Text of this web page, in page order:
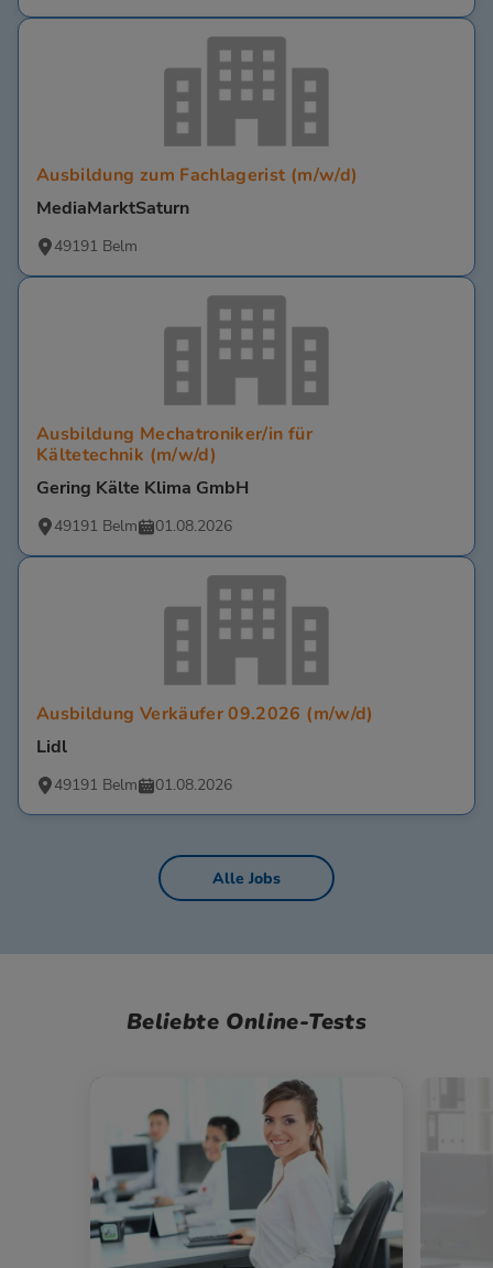
Ausbildung zum Fachlagerist (m/w/d)
MediaMarktSaturn
49191 Belm
Ausbildung Mechatroniker/in für
Kältetechnik (m/w/d)
Gering Kälte Klima GmbH
49191 Belm 01.08.2026
Ausbildung Verkäufer 09.2026 (m/w/d)
Lidl
49191 Belm 01.08.2026
Alle Jobs
Beliebte Online-Tests